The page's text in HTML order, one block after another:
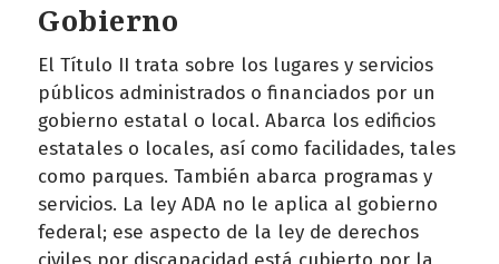
Gobierno
El Título II trata sobre los lugares y servicios
públicos administrados o financiados por un
gobierno estatal o local. Abarca los edificios
estatales o locales, así como facilidades, tales
como parques. También abarca programas y
servicios. La ley ADA no le aplica al gobierno
federal; ese aspecto de la ley de derechos